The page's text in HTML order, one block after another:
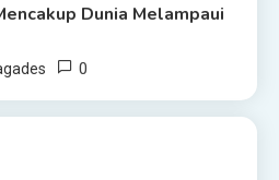
Dunia Melampaui
0